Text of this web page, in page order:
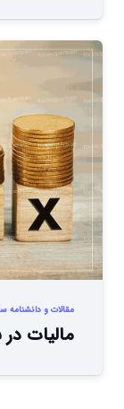
مقالات و دانشنامه
مالیات در